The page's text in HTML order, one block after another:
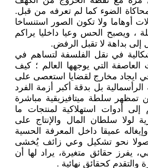
بمحاكاة الضوء كما لم تعرفه من قبل.
أوهاما ولا تكون الصور استنساخا
، ويصبح الحس وعيا داخليا يراكم
بداهة لا تقبل الرفض.
في نقل الفلسفة لتساهم في
العاصفة التي يوجهها العالم ؛ كيف
ايجاد مخارج لقضايا استعصى على
الرأسمالية بل بدقة أكبر أزمة الفرد
تمظهر سلطة ميتافيزيقية مباشرة
أدوات استهلاكية لمنتجات ما
لولا سلطان المال والإنتاج على
وإيغاله عميقا داخل المعرفة الحسية
وصولا نحو تشكيل وعي زائف يُخشى
يفرز حقائق متغيرة، يراد لها أن
والتقدم كحقائق نهائية .